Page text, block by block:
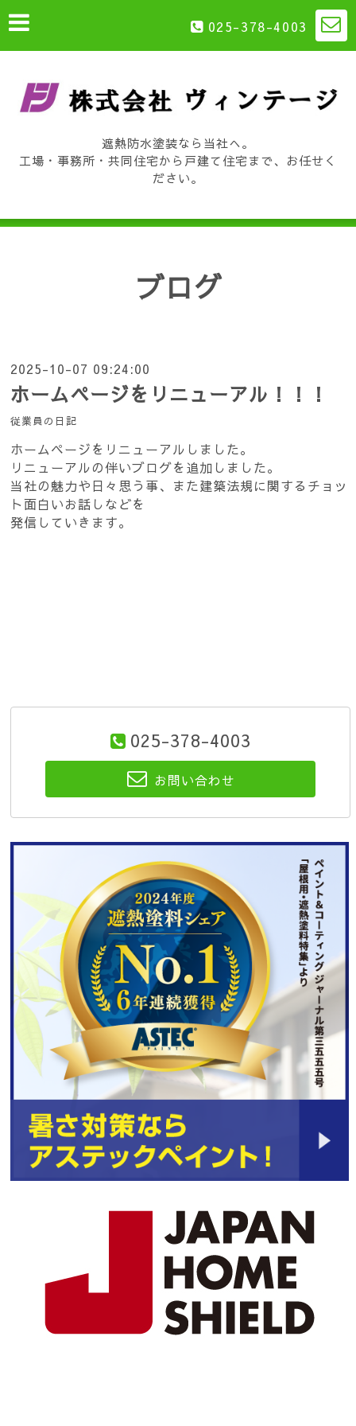
025-378-4003
遮熱防水塗装なら当社へ。
工場・事務所・共同住宅から戸建て住宅まで、お任せく
ださい。
ブログ
2025-10-07 09:24:00
ホームページをリニューアル！！！
従業員の日記
ホームページをリニューアルしました。
リニューアルの伴いブログを追加しました。
当社の魅力や日々思う事、また建築法規に関するチョッ
ト面白いお話しなどを
発信していきます。
025-378-4003
お問い合わせ